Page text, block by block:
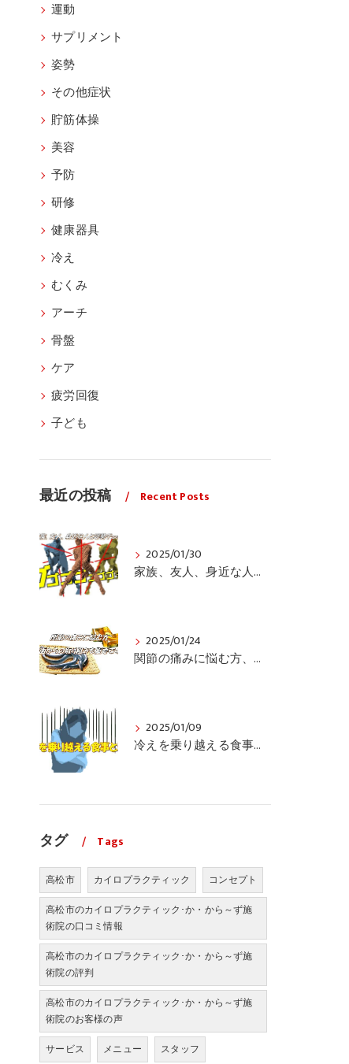
運動
サプリメント
姿勢
その他症状
貯筋体操
美容
予防
研修
健康器具
冷え
むくみ
アーチ
骨盤
ケア
疲労回復
子ども
最近の投稿 Recent Posts
2025/01/30
家族、友人、身近な人の姿勢をちょっと見てみませんか？
2025/01/24
関節の痛みに悩む方、栄養面からの取り組みも重要ですよ！
2025/01/09
冷えを乗り越える食事と運動
タグ Tags
高松市 カイロプラクティック
コンセプト
高松市のカイロプラクティック･か・から～ず施
術院の口コミ情報
高松市のカイロプラクティック･か・から～ず施
術院の評判
高松市のカイロプラクティック･か・から～ず施
術院のお客様の声
サービス
メニュー
スタッフ